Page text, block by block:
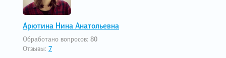
Арютина Нина Анатольевна
Обработано вопросов: 80
Отзывы: 7